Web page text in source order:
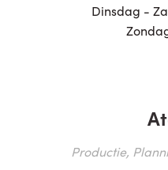
Dinsdag -
Productie,